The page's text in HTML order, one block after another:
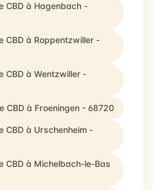
CBD à Hagenbach -
CBD à Roppentzwiller -
CBD à Wentzwiller -
CBD à Froeningen - 68720
CBD à Urschenheim -
CBD à Michelbach-le-Bas